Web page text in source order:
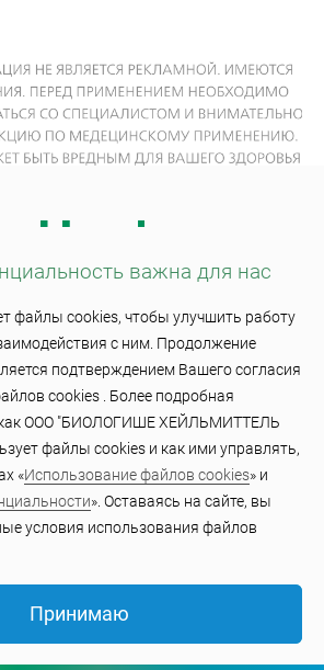
важна для нас
файлы cookies, чтобы улучшить работу
с ним. Продолжение
подтверждением Вашего согласия
cookies . Более подробная
как ООО "БИОЛОГИШЕ ХЕЙЛЬМИТТЕЛЬ
файлы cookies и как ими управлять,
«Использование файлов cookies» и
». Оставаясь на сайте, вы
условия использования файлов
Принимаю
Контакты
Партнерство
конфиденциальности
онлайн-использования